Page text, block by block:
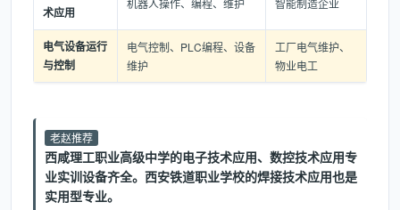
术应用
机器人操作、编程、维护 智能制造企业
电气设备运行
与控制
电气控制、PLC编程、设备
维护
工厂电气维护、
物业电工
老赵推荐
西咸理工职业高级中学的电子技术应用、数控技术应用专
业实训设备齐全。西安铁道职业学校的焊接技术应用也是
实用型专业。